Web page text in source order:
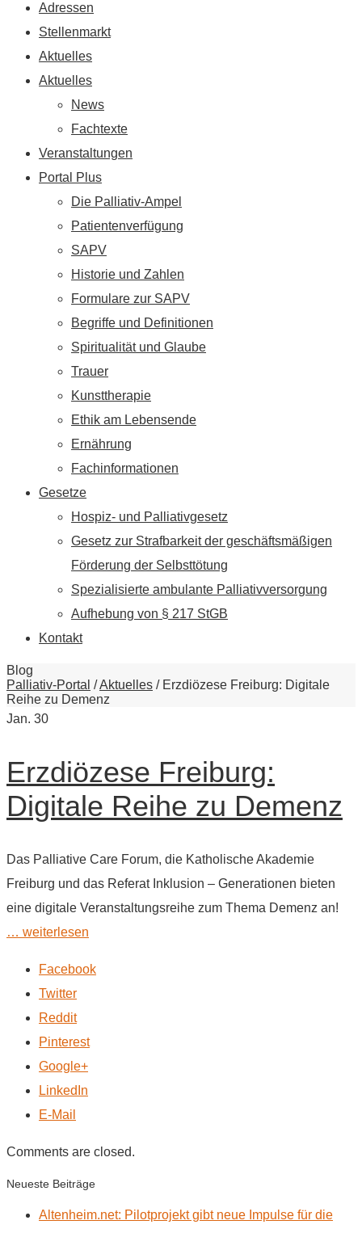
Adressen
Stellenmarkt
Aktuelles
Aktuelles
News
Fachtexte
Veranstaltungen
Portal Plus
Die Palliativ-Ampel
Patientenverfügung
SAPV
Historie und Zahlen
Formulare zur SAPV
Begriffe und Definitionen
Spiritualität und Glaube
Trauer
Kunsttherapie
Ethik am Lebensende
Ernährung
Fachinformationen
Gesetze
Hospiz- und Palliativgesetz
Gesetz zur Strafbarkeit der geschäftsmäßigen
Förderung der Selbsttötung
Spezialisierte ambulante Palliativversorgung
Aufhebung von § 217 StGB
Kontakt
Blog
Palliativ-Portal /Aktuelles / Erzdiözese Freiburg: Digitale
Reihe zu Demenz
Jan. 30
Erzdiözese Freiburg:
Digitale Reihe zu Demenz
Das Palliative Care Forum, die Katholische Akademie
Freiburg und das Referat Inklusion – Generationen bieten
eine digitale Veranstaltungsreihe zum Thema Demenz an!
… weiterlesen
Facebook
Twitter
Reddit
Pinterest
Google+
LinkedIn
E-Mail
Comments are closed.
Neueste Beiträge
Altenheim.net: Pilotprojekt gibt neue Impulse für die